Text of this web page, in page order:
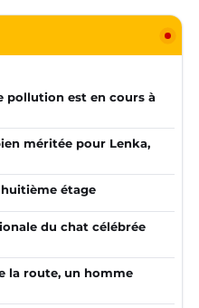
pollution est en cours à
méritée pour Lenka,
étage
du chat célébrée
la route, un homme